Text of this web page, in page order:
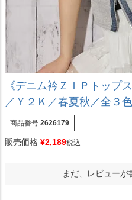
《デニム衿ＺＩＰトップ
／Ｙ２Ｋ／春夏秋／全３色
商品番号 2626179
販売価格 ¥2,189税込
まだ、レビューが